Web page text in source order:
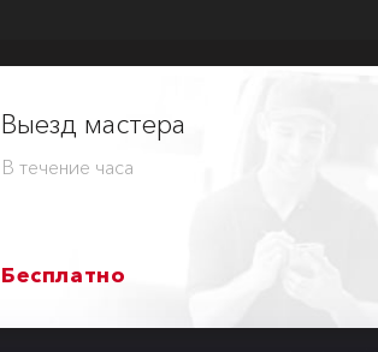
Выезд мастера
В течение часа
Бесплатно